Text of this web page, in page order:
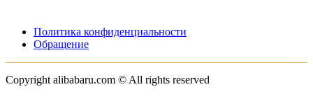
Политика конфиденциальности
Обращение
Copyright alibabaru.com © All rights reserved